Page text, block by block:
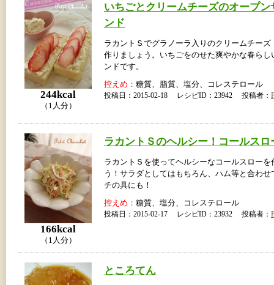
244kcal
（1人分）
いちごとクリームチーズのオープン
ンド
ラカントＳでグラノーラ入りのクリームチーズ
作りましょう。いちごをのせた爽やかな春らし
ンドです。
控えめ： 糖質、脂質、塩分、コレステロール
投稿日：2015-02-18 レシピID：23942 投稿者：
166kcal
（1人分）
ラカントＳのヘルシー！コールスロ
ラカントＳを使ってヘルシーなコールスローを
う！サラダとしてはもちろん、ハム等と合わせ
チの具にも！
控えめ： 糖質、塩分、コレステロール
投稿日：2015-02-17 レシピID：23932 投稿者：
ところてん